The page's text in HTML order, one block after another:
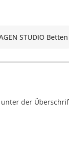
STUDIO Betten
der